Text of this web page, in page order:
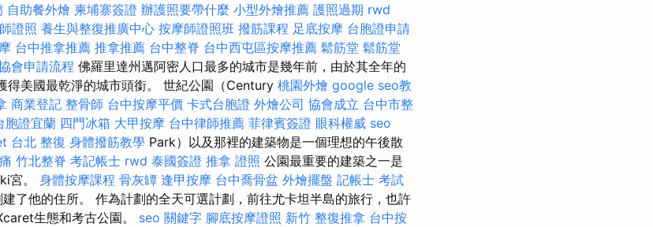
自助餐外燴 柬埔寨簽證 辦護照要帶什麼 小型外燴推薦 護照過期 rwd
證照 養生與整復推廣中心 按摩師證照班 撥筋課程 足底按摩 台胞證申請
台中推拿推薦 推拿推薦 台中整脊 台中西屯區按摩推薦 鬆筋堂 鬆筋堂
會申請流程 佛羅里達州邁阿密人口最多的城市是幾年前，由於其全年的
得美國最乾淨的城市頭銜。 世紀公園（Century 桃園外燴 google seo教
商業登記 整骨師 台中按摩平價 卡式台胞證 外燴公司 協會成立 台中市整
胞證宜蘭 四門冰箱 大甲按摩 台中律師推薦 菲律賓簽證 眼科權威 seo
台北 整復 身體撥筋教學 Park）以及那裡的建築物是一個理想的午後散
竹北整脊 考記帳士 rwd 泰國簽證 推拿 證照 公園最重要的建築之一是
宮。 身體按摩課程 骨灰罈 逢甲按摩 台中喬骨盆 外燴擺盤 記帳士 考試
了他的住所。 作為計劃的全天可選計劃，前往尤卡坦半島的旅行，也許
生態和考古公園。 seo 關鍵字 腳底按摩證照 新竹 整復推拿 台中按